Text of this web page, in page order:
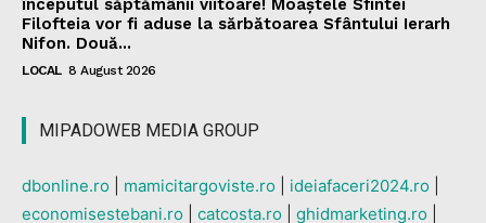
începutul săptămânii viitoare! Moaștele Sfintei
Filofteia vor fi aduse la sărbătoarea Sfântului Ierarh
Nifon. Două...
LOCAL 8 August 2026
MIPADOWEB MEDIA GROUP
dbonline.ro mamicitargoviste.ro ideiafaceri2024.ro
economisestebani.ro
catcosta.ro ghidmarketing.ro